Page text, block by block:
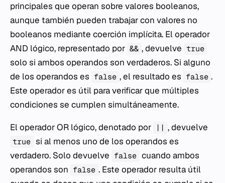
principales que operan sobre valores booleanos,
aunque también pueden trabajar con valores no
booleanos mediante coerción implícita. El operador
AND lógico, representado por && , devuelve true
solo si ambos operandos son verdaderos. Si alguno
de los operandos es false , el resultado es false .
Este operador es útil para verificar que múltiples
condiciones se cumplen simultáneamente.
El operador OR lógico, denotado por || , devuelve
true si al menos uno de los operandos es
verdadero. Solo devuelve false cuando ambos
operandos son false . Este operador resulta útil